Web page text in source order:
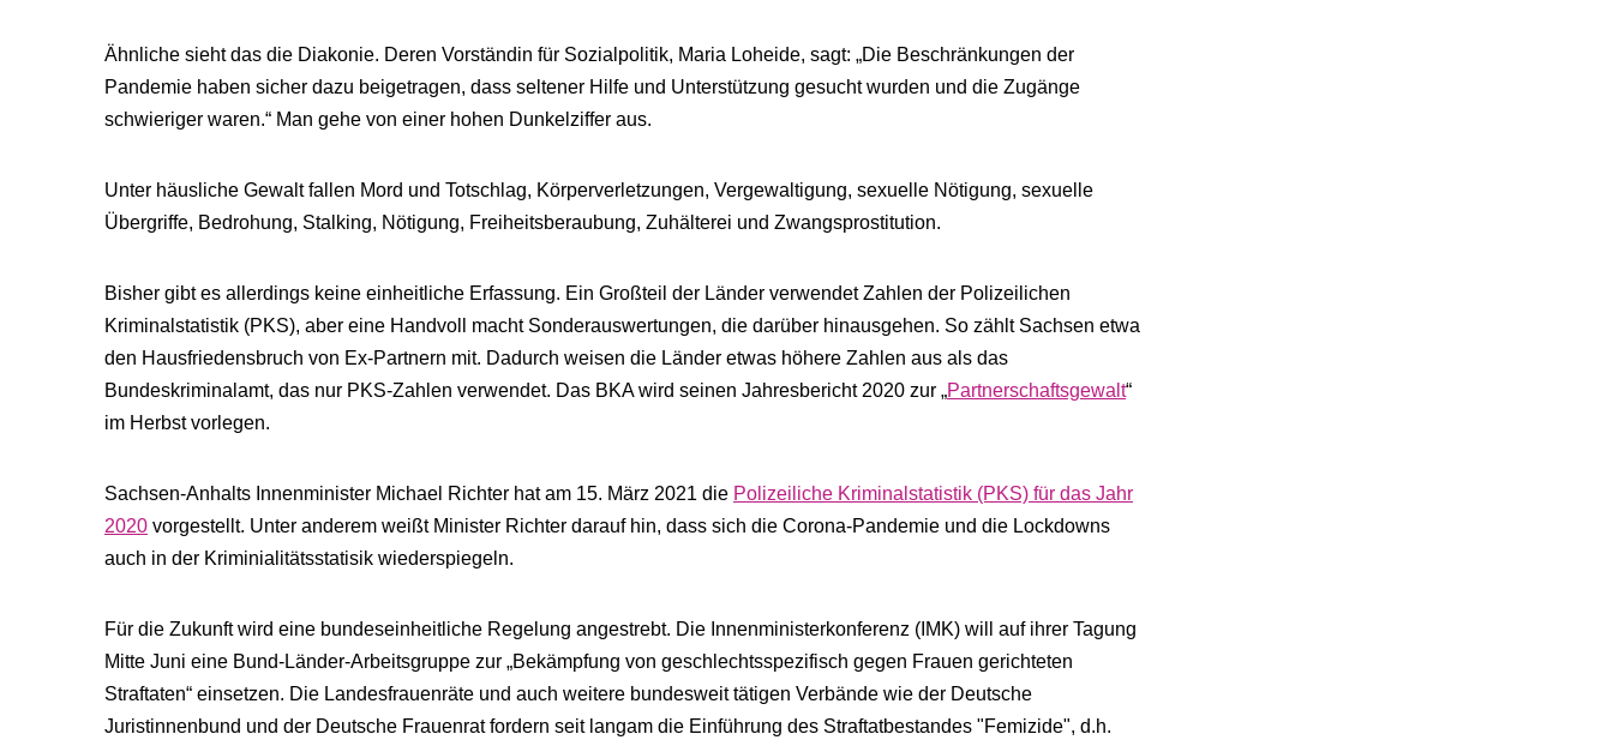
Ähnliche sieht das die Diakonie. Deren Vorständin für Sozialpolitik, Maria Loheide, sagt: „Die Beschränkungen der
Pandemie haben sicher dazu beigetragen, dass seltener Hilfe und Unterstützung gesucht wurden und die Zugänge
schwieriger waren.“ Man gehe von einer hohen Dunkelziffer aus.
Unter häusliche Gewalt fallen Mord und Totschlag, Körperverletzungen, Vergewaltigung, sexuelle Nötigung, sexuelle
Übergriffe, Bedrohung, Stalking, Nötigung, Freiheitsberaubung, Zuhälterei und Zwangsprostitution.
Bisher gibt es allerdings keine einheitliche Erfassung. Ein Großteil der Länder verwendet Zahlen der Polizeilichen
Kriminalstatistik (PKS), aber eine Handvoll macht Sonderauswertungen, die darüber hinausgehen. So zählt Sachsen etwa
den Hausfriedensbruch von Ex-Partnern mit. Dadurch weisen die Länder etwas höhere Zahlen aus als das
Bundeskriminalamt, das nur PKS-Zahlen verwendet. Das BKA wird seinen Jahresbericht 2020 zur „Partnerschaftsgewalt“
im Herbst vorlegen.
Sachsen-​Anhalts Innenminister Michael Richter hat am 15. März 2021 die Polizeiliche Kriminalstatistik (PKS) für das Jahr
2020 vorgestellt. Unter anderem weißt Minister Richter darauf hin, dass sich die Corona-Pandemie und die Lockdowns
auch in der Kriminialitätsstatisik wiederspiegeln.
Für die Zukunft wird eine bundeseinheitliche Regelung angestrebt. Die Innenministerkonferenz (IMK) will auf ihrer Tagung
Mitte Juni eine Bund-Länder-Arbeitsgruppe zur „Bekämpfung von geschlechtsspezifisch gegen Frauen gerichteten
Straftaten“ einsetzen. Die Landesfrauenräte und auch weitere bundesweit tätigen Verbände wie der Deutsche
Juristinnenbund und der Deutsche Frauenrat fordern seit langam die Einführung des Straftatbestandes "Femizide", d.h.